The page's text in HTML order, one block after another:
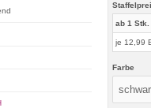
ab 1 Stk.
je 12,99
Farbe